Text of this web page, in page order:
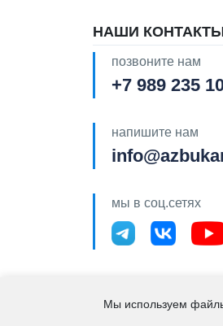
НАШИ
позвоните нам
+7 989 235
напишите нам
мы в соц.сетях
Мы используем